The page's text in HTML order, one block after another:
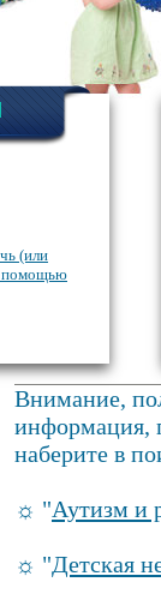
(или
помощью
Внимание,
информация,
наберите в
☼ "Аутизм и
☼ "Детская